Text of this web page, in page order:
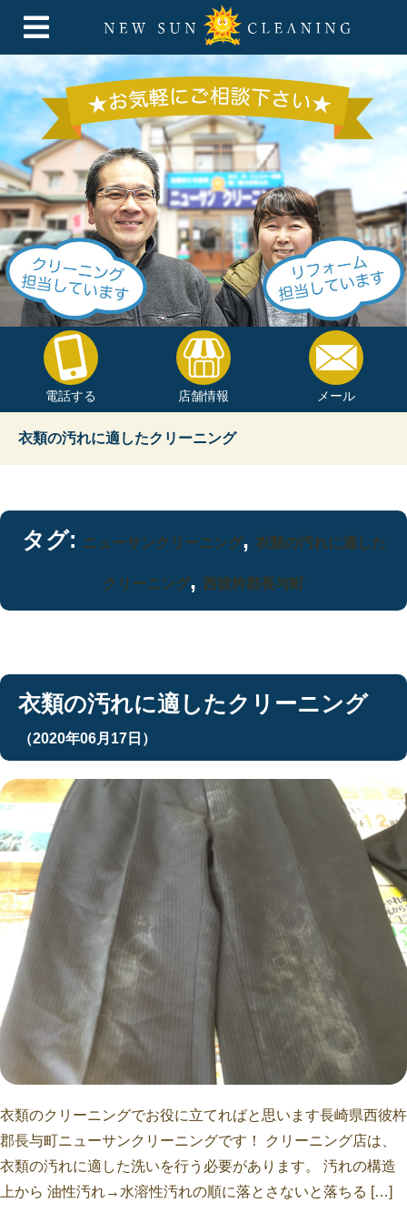
電話する 店舗情報 メール
衣類の汚れに適したクリーニング
タグ: ニューサンクリーニング, 衣類の汚れに適した
クリーニング, 西彼杵郡長与町
衣類の汚れに適したクリーニング
（2020年06月17日）
衣類のクリーニングでお役に立てればと思います長崎県西彼杵
郡長与町ニューサンクリーニングです！ クリーニング店は、
衣類の汚れに適した洗いを行う必要があります。 汚れの構造
上から 油性汚れ→水溶性汚れの順に落とさないと落ちる […]